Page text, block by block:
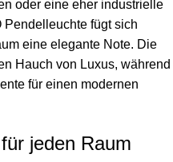
oder eine eher industrielle
Pendelleuchte fügt sich
eine elegante Note. Die
Hauch von Luxus, während
für einen modernen
jeden Raum